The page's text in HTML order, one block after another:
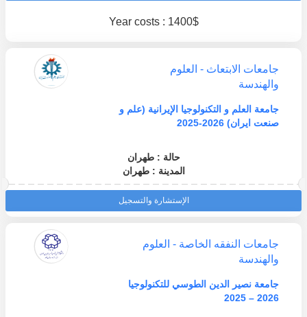
Year costs : 1400$
جامعات الابتعاث - العلوم
والهندسة
جامعة العلم و التكنولوجيا الإيرانية (علم و
صنعت ايران) 2026-2025
حالة : طهران
المدينة : طهران
الإستشارة والتسجيل
جامعات النفقه الخاصة - العلوم
والهندسة
جامعة نصير الدين الطوسي للتكنولوجيا
2026 – 2025